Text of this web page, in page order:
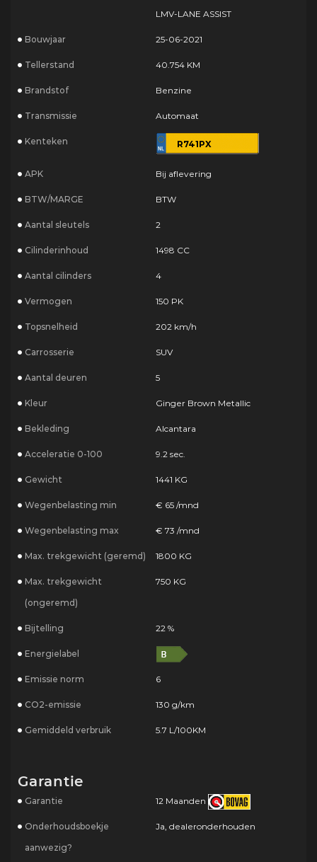
LMV-LANE ASSIST
Bouwjaar 25-06-2021
Tellerstand 40.754 KM
Brandstof Benzine
Transmissie Automaat
Kenteken R741PX
APK Bij aflevering
BTW/MARGE BTW
Aantal sleutels 2
Cilinderinhoud 1498 CC
Aantal cilinders 4
Vermogen 150 PK
Topsnelheid 202 km/h
Carrosserie SUV
Aantal deuren 5
Kleur Ginger Brown Metallic
Bekleding Alcantara
Acceleratie 0-100 9.2 sec.
Gewicht 1441 KG
Wegenbelasting min € 65 /mnd
Wegenbelasting max € 73 /mnd
Max. trekgewicht (geremd) 1800 KG
Max. trekgewicht
(ongeremd)
750 KG
Bijtelling 22 %
Energielabel
Emissie norm 6
CO2-emissie 130 g/km
Gemiddeld verbruik 5.7 L/100KM
Garantie
Garantie 12 Maanden
Onderhoudsboekje
aanwezig?
Ja, dealeronderhouden